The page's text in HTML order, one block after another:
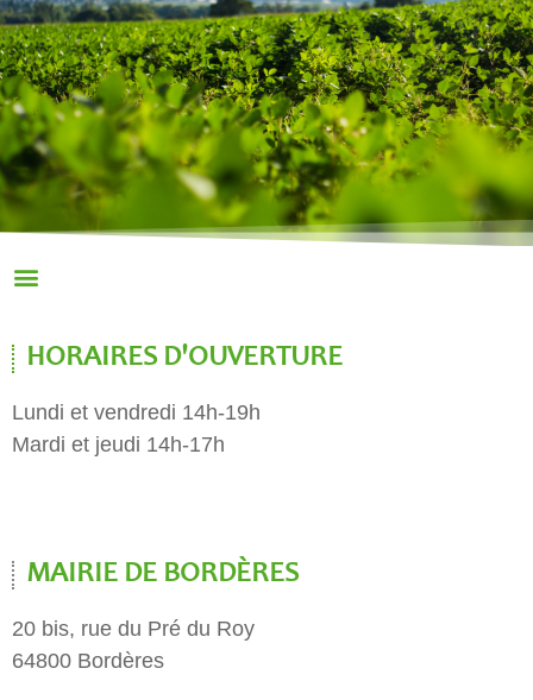
HORAIRES D'OUVERTURE
Lundi et vendredi 14h-19h
Mardi et jeudi 14h-17h
MAIRIE DE BORDÈRES
20 bis, rue du Pré du Roy
64800 Bordères